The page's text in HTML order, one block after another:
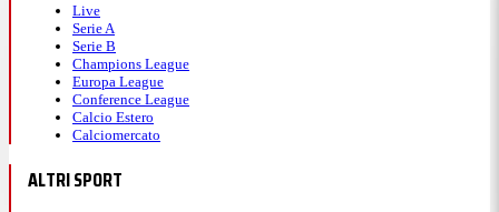
Live
Serie A
Serie B
Champions League
Europa League
Conference League
Calcio Estero
Calciomercato
ALTRI SPORT